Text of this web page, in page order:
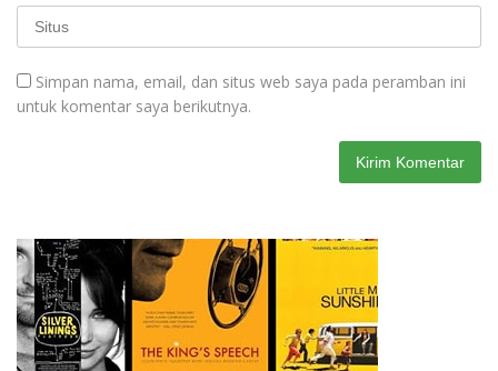
Simpan nama, email, dan situs web saya pada peramban ini
untuk komentar saya berikutnya.